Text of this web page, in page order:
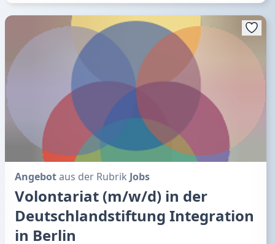
Angebotaus der Rubrik Jobs
Volontariat (m/w/d) in der
Deutschlandstiftung Integration
in Berlin